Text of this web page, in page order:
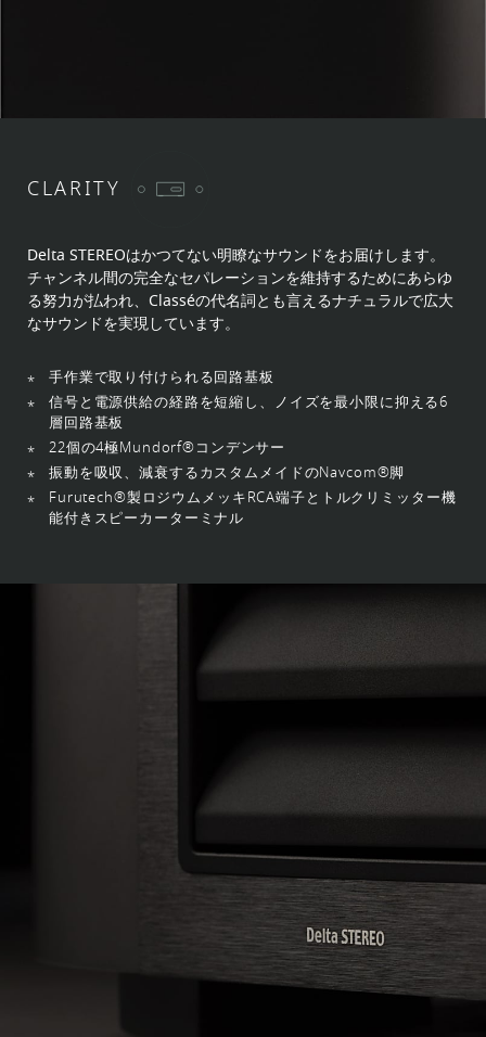
CLARITY
Delta STEREOはかつてない明瞭なサウンドをお届けします。
チャンネル間の完全なセパレーションを維持するためにあらゆ
る努力が払われ、Classéの代名詞とも言えるナチュラルで広大
なサウンドを実現しています。
手作業で取り付けられる回路基板
信号と電源供給の経路を短縮し、ノイズを最小限に抑える6
層回路基板
22個の4極Mundorf®コンデンサー
振動を吸収、減衰するカスタムメイドのNavcom®脚
Furutech®製ロジウムメッキRCA端子とトルクリミッター機
能付きスピーカーターミナル